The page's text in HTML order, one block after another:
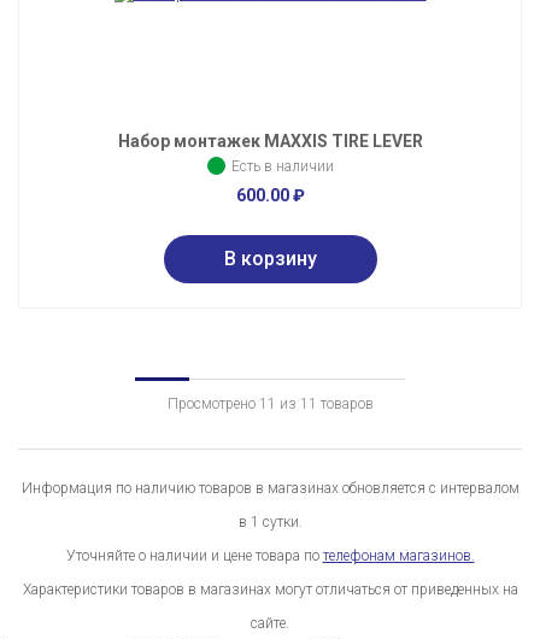
Набор монтажек MAXXIS TIRE LEVER
Есть в наличии
600.00₽
Просмотрено 11 из 11 товаров
Информация по наличию товаров в магазинах обновляется с интервалом
в 1 сутки.
Уточняйте о наличии и цене товара по телефонам магазинов.
Характеристики товаров в магазинах могут отличаться от приведенных на
сайте.